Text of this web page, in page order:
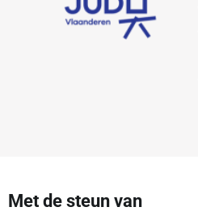
Met de steun van